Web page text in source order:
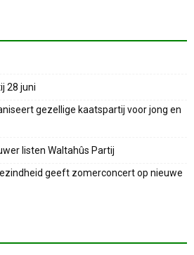
28 juni
gezellige kaatspartij voor jong en
listen Waltahûs Partij
geeft zomerconcert op nieuwe